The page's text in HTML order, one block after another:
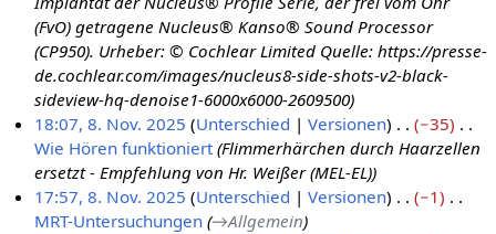
u
s
a
m
m
e
n
f
a
t
u
n
g
s
z
u
s
a
e
i
t
u
n
g
s
z
u
r
b
e
i
t
u
n
g
s
(FvO) getragene Nucleus® Kanso® Sound Processor
(CP950). Urheber: © Cochlear Limited Quelle: https://presse-
de.cochlear.com/images/nucleus8-side-shots-v2-black-
sideview-hq-denoise1-6000x6000-2609500
18:07, 8. Nov. 2025 Unterschied Versionen
−35
Wie Hören funktioniert Flimmerhärchen durch Haarzellen
ersetzt - Empfehlung von Hr. Weißer (MEL-EL)
17:57, 8. Nov. 2025 Unterschied Versionen
−1
MRT-Untersuchungen →Allgemein